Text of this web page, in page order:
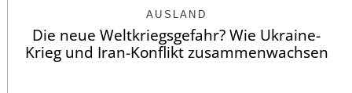
AUSLAND
Die neue Weltkriegsgefahr? Wie Ukraine-
Krieg und Iran-Konflikt zusammenwachsen